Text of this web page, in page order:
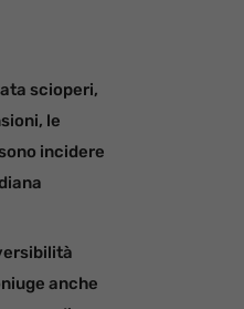
scioperi,
le
incidere
anche